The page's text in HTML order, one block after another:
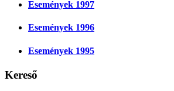
Események 1997
Események 1996
Események 1995
Kereső